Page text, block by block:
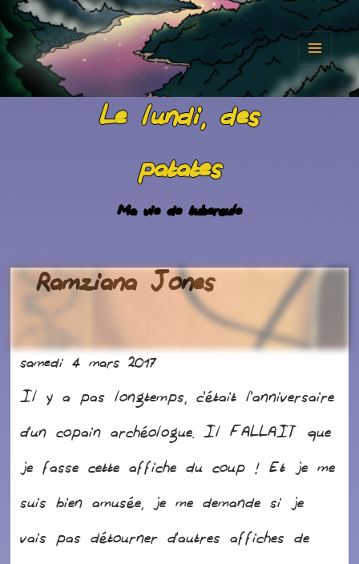
MENU
Le lundi, des
patates
Ma vie de tubercule
Ramziana Jones
samedi 4 mars 2017
Il y a pas longtemps, c’était l’anniversaire
d’un copain archéologue. Il FALLAIT que
je fasse cette affiche du coup ! Et je me
suis bien amusée, je me demande si je
vais pas détourner d’autres affiches de